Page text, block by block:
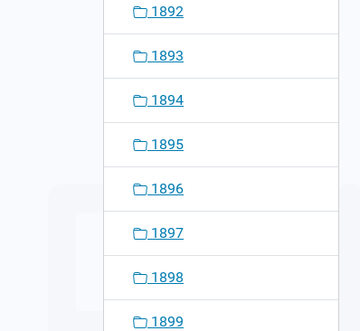
1892
1893
1894
1895
1896
1897
1898
1899